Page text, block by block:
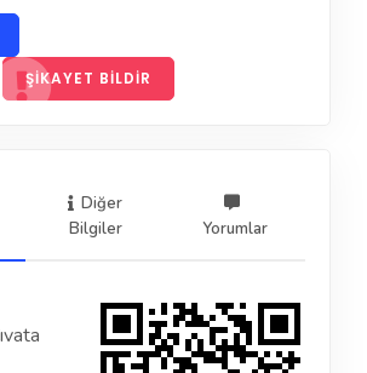
ŞIKAYET BILDIR
Diğer
Bilgiler
Yorumlar